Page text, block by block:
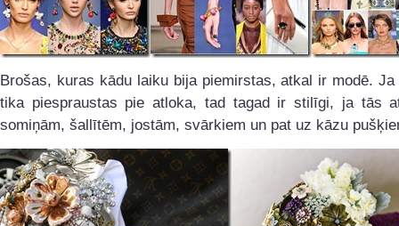
Brošas, kuras kādu laiku bija piemirstas, atkal ir modē.
tika piespraustas pie atloka, tad tagad ir stilīgi, ja tās
somiņām, šallītēm, jostām, svārkiem un pat uz kāzu